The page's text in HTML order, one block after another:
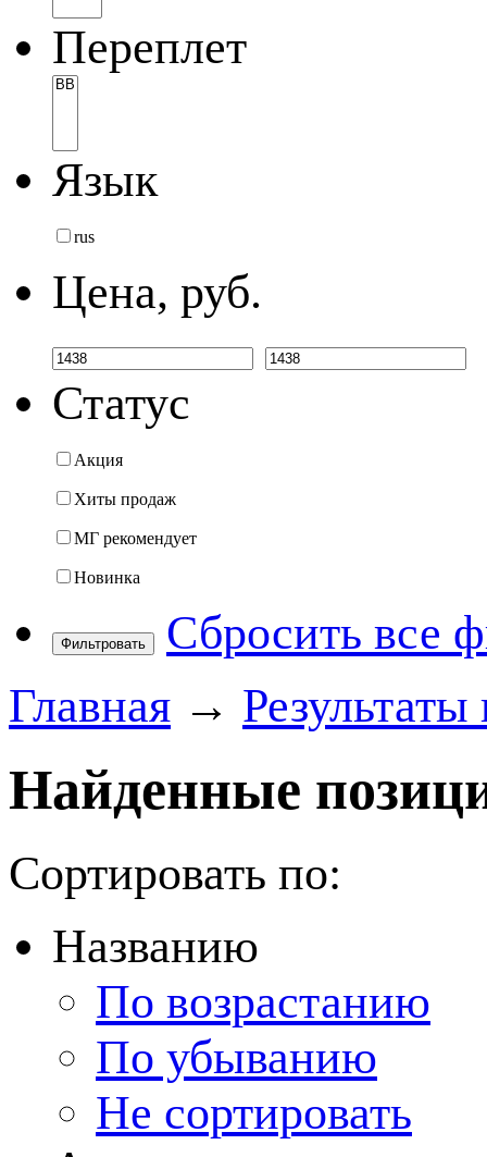
Переплет
Язык
rus
Цена, руб.
Статус
Акция
Хиты продаж
МГ рекомендует
Новинка
Фильтровать
Сбросить все
Главная →
Найденные
Сортировать по:
Названию
По возрастанию
По убыванию
Не сортировать